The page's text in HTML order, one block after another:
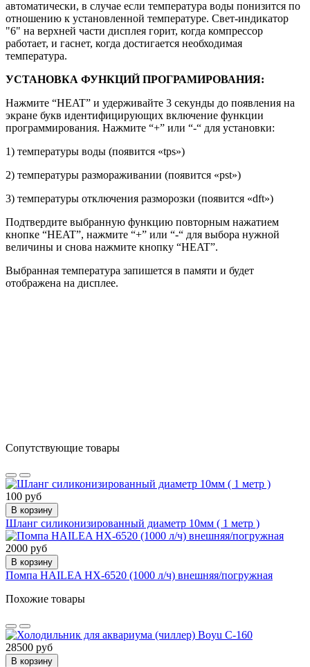
автоматически, в случае если температура воды понизится по
отношению к установленной температуре. Свет-индикатор
"6" на верхней части дисплея горит, когда компрессор
работает, и гаснет, когда достигается необходимая
температура.
УСТАНОВКА ФУНКЦИЙ ПРОГРАМИРОВАНИЯ:
Нажмите “HEAT” и удерживайте 3 секунды до появления на
экране букв идентифицирующих включение функции
программирования. Нажмите “+” или “-“ для установки:
1) температуры воды (появится «tps»)
2) температуры размораживании (появится «pst»)
3) температуры отключения разморозки (появится «dft»)
Подтвердите выбранную функцию повторным нажатием
кнопке “HEAT”, нажмите “+” или “-“ для выбора нужной
величины и снова нажмите кнопку “HEAT”.
Выбранная температура запишется в памяти и будет
отображена на дисплее.
Сопутствующие товары
100 руб
В корзину
Шланг силиконизированный диаметр 10мм ( 1 метр )
2000 руб
В корзину
Помпа HAILEA HX-6520 (1000 л/ч) внешняя/погружная
Похожие товары
28500 руб
В корзину